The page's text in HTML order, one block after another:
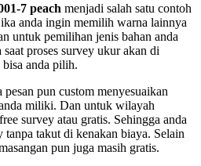
7 peach menjadi salah satu contoh
anda ingin memilih warna lainnya
untuk pemilihan jenis bahan anda
proses survey ukur akan di
anda pilih.
pun custom menyesuaikan
miliki. Dan untuk wilayah
survey atau gratis. Sehingga anda
tanpa takut di kenakan biaya. Selain
pun juga masih gratis.